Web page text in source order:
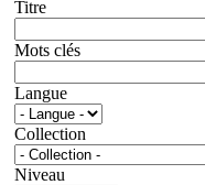
Titre
Mots clés
Langue
Collection
Niveau